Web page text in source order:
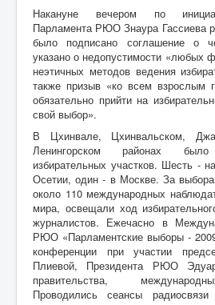
Накануне вечером по
Парламента РЮО Знаура Гассиева
было подписано соглашение о
указано о недопустимости «любых
неэтичных методов ведения
также призыв «ко всем взрослым
обязательно прийти на
свой выбор».
В Цхинвале, Цхинвальском,
Ленингорском районах
избирательных участков. Шесть -
Осетии, один - в Москве. За
около 110 международных
мира, освещали ход
журналистов. Ежечасно в
РЮО «Парламентские выборы -
конференции при участии
Плиевой, Президента РЮО
правительства,
Проводились сеансы